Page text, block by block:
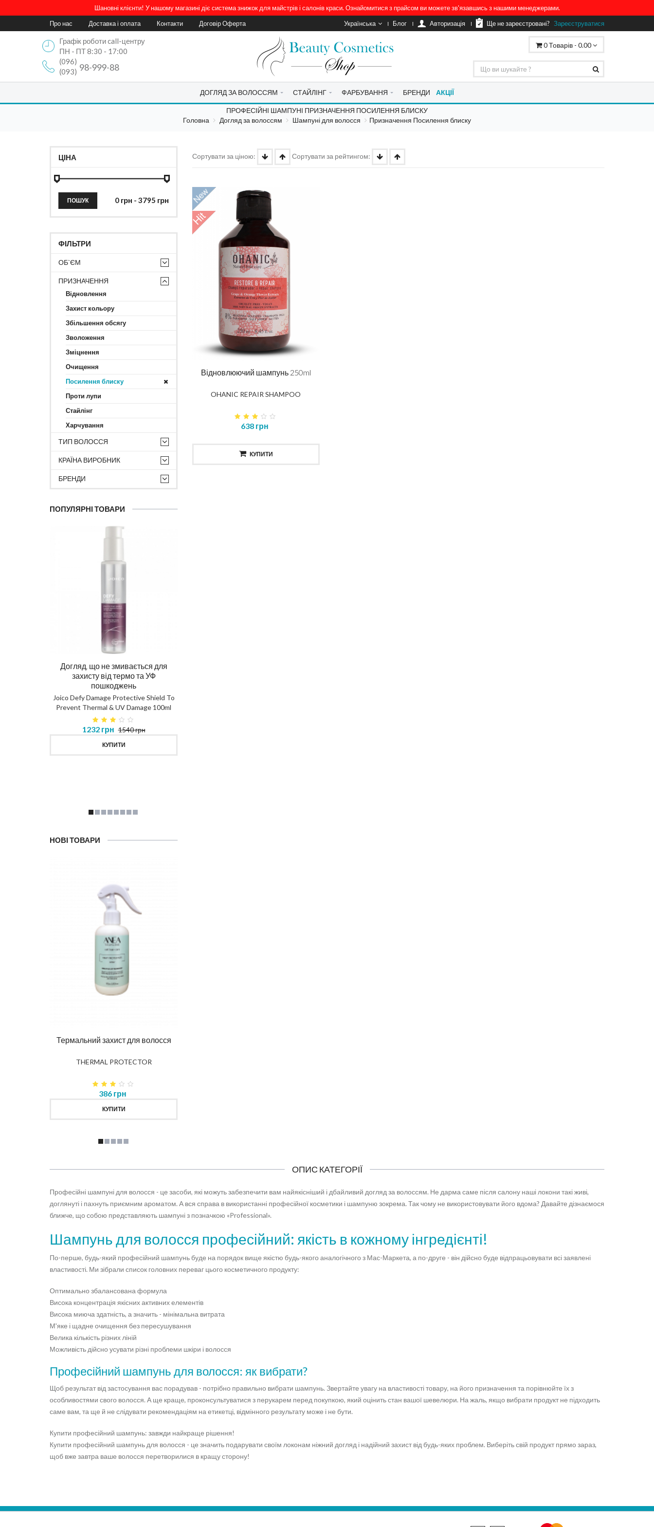
Шановні клієнти! У нашому магазині діє система знижок для майстрів і салонів краси. Ознайомитися з прайсом ви можете зв'язавшись з нашими менеджерами.
Про нас
Доставка і оплата Контакти Договір Оферта Українська Блог Aвторизація Ще не зареєстровані? Зареєструватися
Графік роботи call-центру
ПН - ПТ 8:30 - 17:00
(096)
98-999-88
(093)
0Товарів - 0.00
ДОГЛЯД ЗА ВОЛОССЯМ СТАЙЛІНГ ФАРБУВАННЯ БРЕНДИ АКЦІЇ
ПРОФЕСІЙНІ ШАМПУНІ ПРИЗНАЧЕННЯ ПОСИЛЕННЯ БЛИСКУ
Головна
Догляд за волоссям Шампуні для волосся Призначення Посилення блиску
ЦІНА
ПОШУК
ФІЛЬТРИ
ОБ`ЄМ
ПРИЗНАЧЕННЯ
Відновлення
Захист кольору
Збільшення обсягу
Зволоження
Зміцнення
Очищення
Посилення блиску
Проти лупи
Стайлінг
Харчування
ТИП ВОЛОССЯ
КРАЇНА ВИРОБНИК
БРЕНДИ
ПОПУЛЯРНІ ТОВАРИ
Догляд, що не змивається для
захисту від термо та УФ
пошкоджень
Joico Defy Damage Protective Shield To
Prevent Thermal & UV Damage 100ml
1232 грн 1540 грн
КУПИТИ
НОВІ ТОВАРИ
Термальний захист для волосся
THERMAL PROTECTOR
386 грн
КУПИТИ
Сортувати за ціною: Сортувати за рейтингом:
Відновлюючий шампунь 250ml
OHANIC REPAIR SHAMPOO
638 грн
КУПИТИ
ОПИС КАТЕГОРІЇ
Професійні шампуні для волосся - це засоби, які можуть забезпечити вам найякісніший і дбайливий догляд за волоссям. Не дарма саме після салону наші локони такі живі,
доглянуті і пахнуть приємним ароматом. А вся справа в використанні професійної косметики і шампуню зокрема. Так чому не використовувати його вдома? Давайте дізнаємося
ближче, що собою представляють шампуні з позначкою «Professional».
Шампунь для волосся професійний: якість в кожному інгредієнті!
По-перше, будь-який професійний шампунь буде на порядок вище якістю будь-якого аналогічного з Мас-Маркета, а по-друге - він дійсно буде відпрацьовувати всі заявлені
властивості. Ми зібрали список головних переваг цього косметичного продукту:
Оптимально збалансована формула
Висока концентрація якісних активних елементів
Висока миюча здатність, а значить - мінімальна витрата
М'яке і щадне очищення без пересушування
Велика кількість різних ліній
Можливість дійсно усувати різні проблеми шкіри і волосся
Професійний шампунь для волосся: як вибрати?
Щоб результат від застосування вас порадував - потрібно правильно вибрати шампунь. Звертайте увагу на властивості товару, на його призначення та порівнюйте їх з
особливостями свого волосся. А ще краще, проконсультуватися з перукарем перед покупкою, який оцінить стан вашої шевелюри. На жаль, якщо вибрати продукт не підходить
саме вам, та ще й не слідувати рекомендаціям на етикетці, відмінного результату може і не бути.
Купити професійний шампунь: завжди найкраще рішення!
Купити професійний шампунь для волосся - це значить подарувати своїм локонам ніжний догляд і надійний захист від будь-яких проблем. Виберіть свій продукт прямо зараз,
щоб вже завтра ваше волосся перетворилися в кращу сторону!